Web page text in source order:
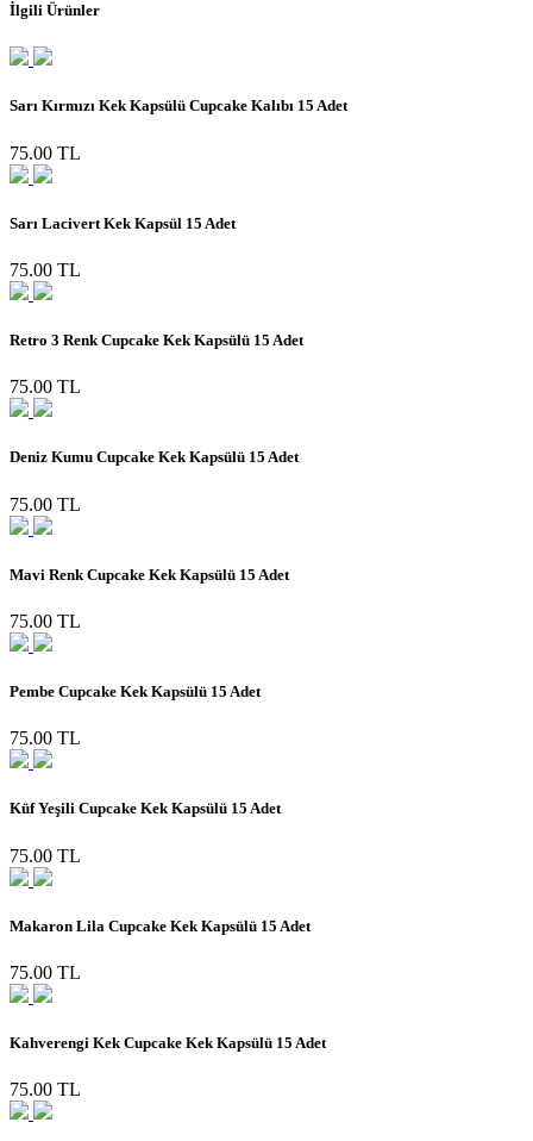
İlgili Ürünler
Sarı Kırmızı Kek Kapsülü Cupcake Kalıbı 15 Adet
75.00 TL
Sarı Lacivert Kek Kapsül 15 Adet
75.00 TL
Retro 3 Renk Cupcake Kek Kapsülü 15 Adet
75.00 TL
Deniz Kumu Cupcake Kek Kapsülü 15 Adet
75.00 TL
Mavi Renk Cupcake Kek Kapsülü 15 Adet
75.00 TL
Pembe Cupcake Kek Kapsülü 15 Adet
75.00 TL
Küf Yeşili Cupcake Kek Kapsülü 15 Adet
75.00 TL
Makaron Lila Cupcake Kek Kapsülü 15 Adet
75.00 TL
Kahverengi Kek Cupcake Kek Kapsülü 15 Adet
75.00 TL